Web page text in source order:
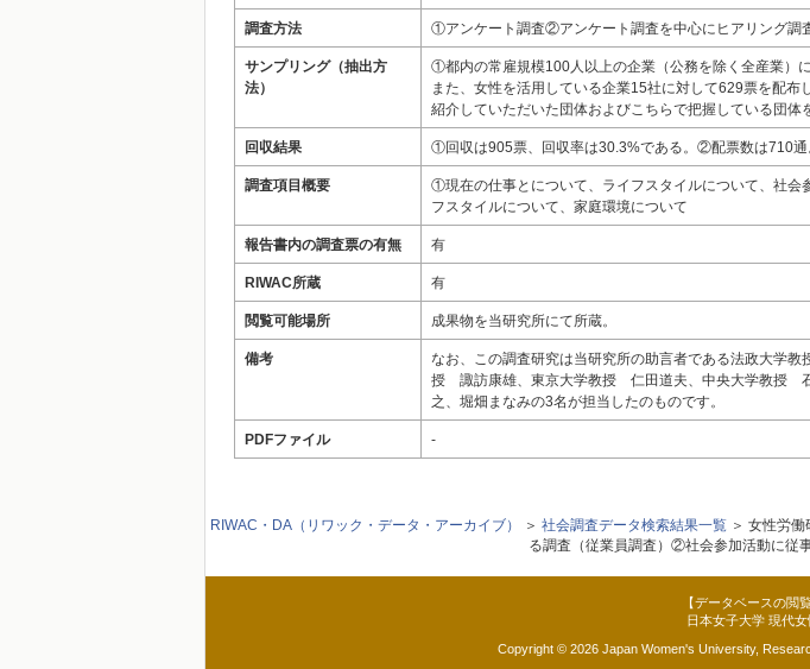
調査方法 ①アンケート調査②アンケート調査を中心にヒアリング調
サンプリング（抽出方
法）
①都内の常雇規模100人以上の企業（公務を除く全産業）
また、女性を活用している企業15社に対して629票を配
紹介していただいた団体およびこちらで把握している団体
回収結果 ①回収は905票、回収率は30.3%である。②配票数は710通
調査項目概要
①現在の仕事とについて、ライフスタイルについて、社
フスタイルについて、家庭環境について
報告書内の調査票の有無 有
RIWAC所蔵 有
閲覧可能場所 成果物を当研究所にて所蔵。
備考
なお、この調査研究は当研究所の助言者である法政大
授 諏訪康雄、東京大学教授 仁田道夫、中央大学教授
之、堀畑まなみの3名が担当したのものです。
PDFファイル -
RIWAC・DA（リワック・データ・アーカイブ） ＞ 社会調査データ検索結果一覧＞ 女性労働
る調査（従業員調査）②社会参加活動に従
【データベースの閲
日本女子大学 現代
Copyright © 2026 Japan Women's University,